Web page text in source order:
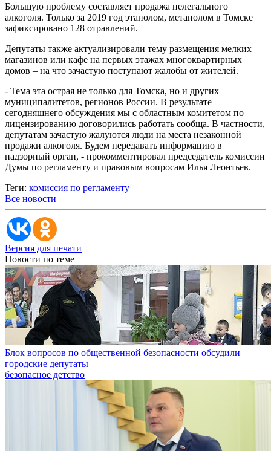
Большую проблему составляет продажа нелегального
алкоголя. Только за 2019 год этанолом, метанолом в Томске
зафиксировано 128 отравлений.
Депутаты также актуализировали тему размещения мелких
магазинов или кафе на первых этажах многоквартирных
домов – на что зачастую поступают жалобы от жителей.
- Тема эта острая не только для Томска, но и других
муниципалитетов, регионов России. В результате
сегодняшнего обсуждения мы с областным комитетом по
лицензированию договорились работать сообща. В частности,
депутатам зачастую жалуются люди на места незаконной
продажи алкоголя. Будем передавать информацию в
надзорный орган, - прокомментировал председатель комиссии
Думы по регламенту и правовым вопросам Илья Леонтьев.
Теги: комиссия по регламенту
Все новости
Версия для печати
Новости по теме
Блок вопросов по общественной безопасности обсудили
городские депутаты
безопасное детство